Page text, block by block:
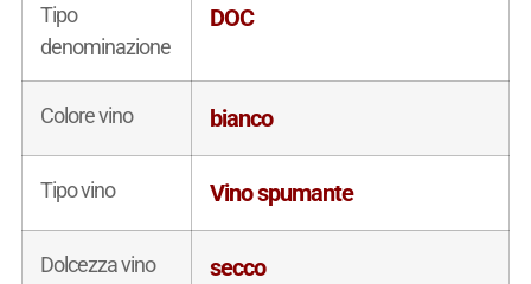
Tipo
denominazione
DOC
Colore vino bianco
Tipo vino Vino spumante
Dolcezza vino secco